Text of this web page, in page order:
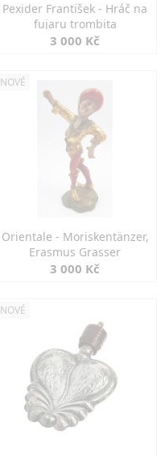
Pexider František - Hráč na
fujaru trombita
3 000 Kč
NOVÉ
Orientale - Moriskentänzer,
Erasmus Grasser
3 000 Kč
NOVÉ